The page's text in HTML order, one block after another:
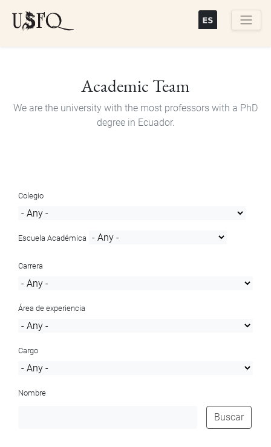
Academic Team
We are the university with the most professors with a PhD
degree in Ecuador.
Colegio
Escuela Académica
Carrera
Área de experiencia
Cargo
Nombre
Buscar